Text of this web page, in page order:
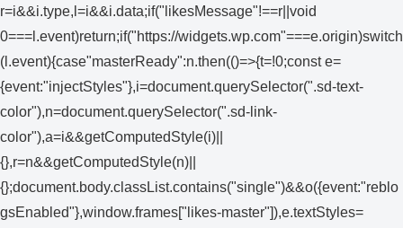
r=i&&i.type,l=i&&i.data;if("likesMessage"!==r||void
0===l.event)return;if("https://widgets.wp.com"===e.origin)switch
(l.event){case"masterReady":n.then(()=>{t=!0;const e=
{event:"injectStyles"},i=document.querySelector(".sd-text-
color"),n=document.querySelector(".sd-link-
color"),a=i&&getComputedStyle(i)||
{},r=n&&getComputedStyle(n)||
{};document.body.classList.contains("single")&&o({event:"reblo
gsEnabled"},window.frames["likes-master"]),e.textStyles=